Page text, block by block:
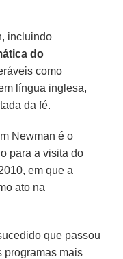
incluindo
do
como
língua inglesa,
da fé.
Newman é o
para a visita do
em que a
ato na
que passou
programas mais